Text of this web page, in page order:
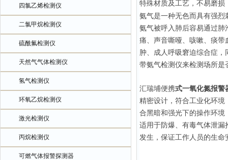
四氯乙烯检测仪
二氯甲烷检测仪
硫酰氟检测仪
天然气气体检测仪
氢气检测仪
环氧乙烷检测仪
激光检测仪
丙烷检测仪
可燃气体报警探测器
特殊材质及工艺，不易磨
氨气是一种无色而具有强
氨气被呼入肺后容易通过
痛、声音嘶哑、咳嗽、痰
肿、成人呼吸窘迫综合症
带氨气检测仪来检测场所是
汇瑞埔便携式一氧化氮报警
精密设计，符合工业化环
合黑暗和强光下的操作环境
适用于防爆、有毒气体泄
发生，保证工作人员的生命